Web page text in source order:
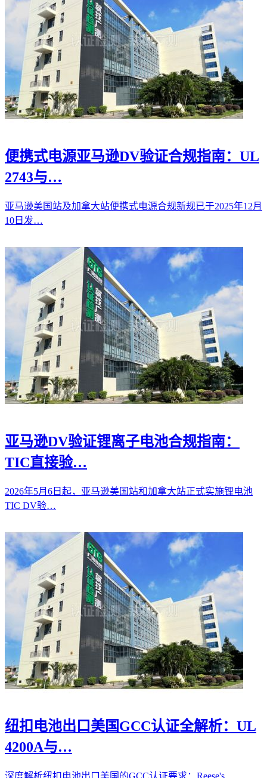
便携式电源亚马逊DV验证合规指南：UL
2743与…
亚马逊美国站及加拿大站便携式电源合规新规已于2025年12月
10日发…
亚马逊DV验证锂离子电池合规指南：
TIC直接验…
2026年5月6日起，亚马逊美国站和加拿大站正式实施锂电池
TIC DV验…
纽扣电池出口美国GCC认证全解析：UL
4200A与…